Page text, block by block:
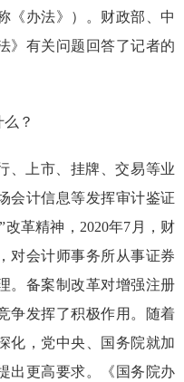
《办法》 ）。 财政部、中
》 有关问题回答了记者的
？
、上市、挂牌、交易等业
会计信息等发挥审计鉴证
改革精神， 2020年7月，财
，对会计师事务所从事证券
。 备案制改革对增强注册
争发挥了积极作用。随着
化， 党中央、国务院就加
出更高要求。《国务院办